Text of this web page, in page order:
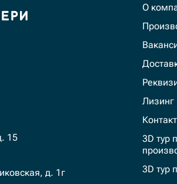
15
д. 1г
О
Лизинг
3D тур
3D тур